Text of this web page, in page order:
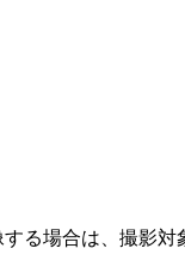
場合は、撮影対